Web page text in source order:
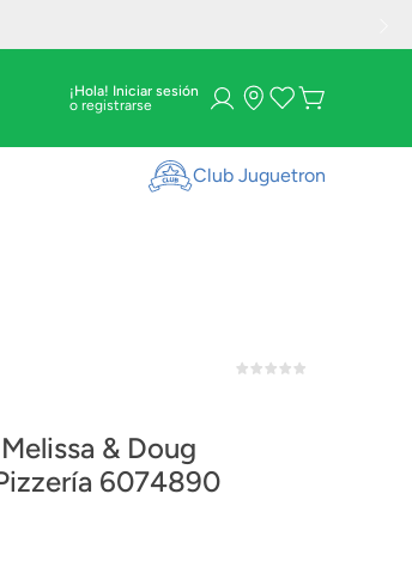
¡Hola! Iniciar sesión
Club Juguetron
& Doug
Monstrador de Pizzería 6074890